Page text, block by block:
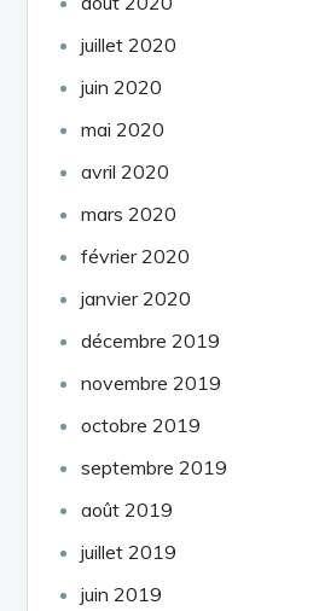
juillet 2020
juin 2020
mai 2020
avril 2020
mars 2020
février 2020
janvier 2020
décembre 2019
novembre 2019
octobre 2019
septembre 2019
août 2019
juillet 2019
juin 2019